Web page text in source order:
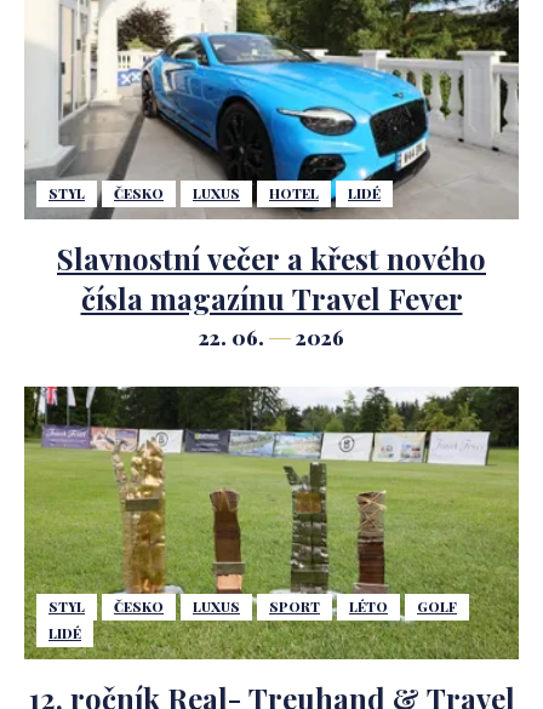
STYL ČESKO LUXUS HOTEL LIDÉ
Slavnostní večer a křest nového
čísla magazínu Travel Fever
22. 06. 2026
STYL ČESKO LUXUS SPORT LÉTO
GOLF
LIDÉ
12. ročník Real- Treuhand & Travel